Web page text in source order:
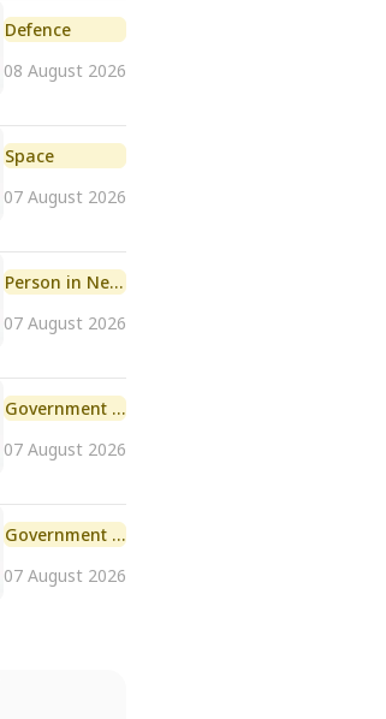
Defence
08 August 2026
Space
07 August 2026
Person in News
07 August 2026
Government Initiative
07 August 2026
Government Scheme
07 August 2026